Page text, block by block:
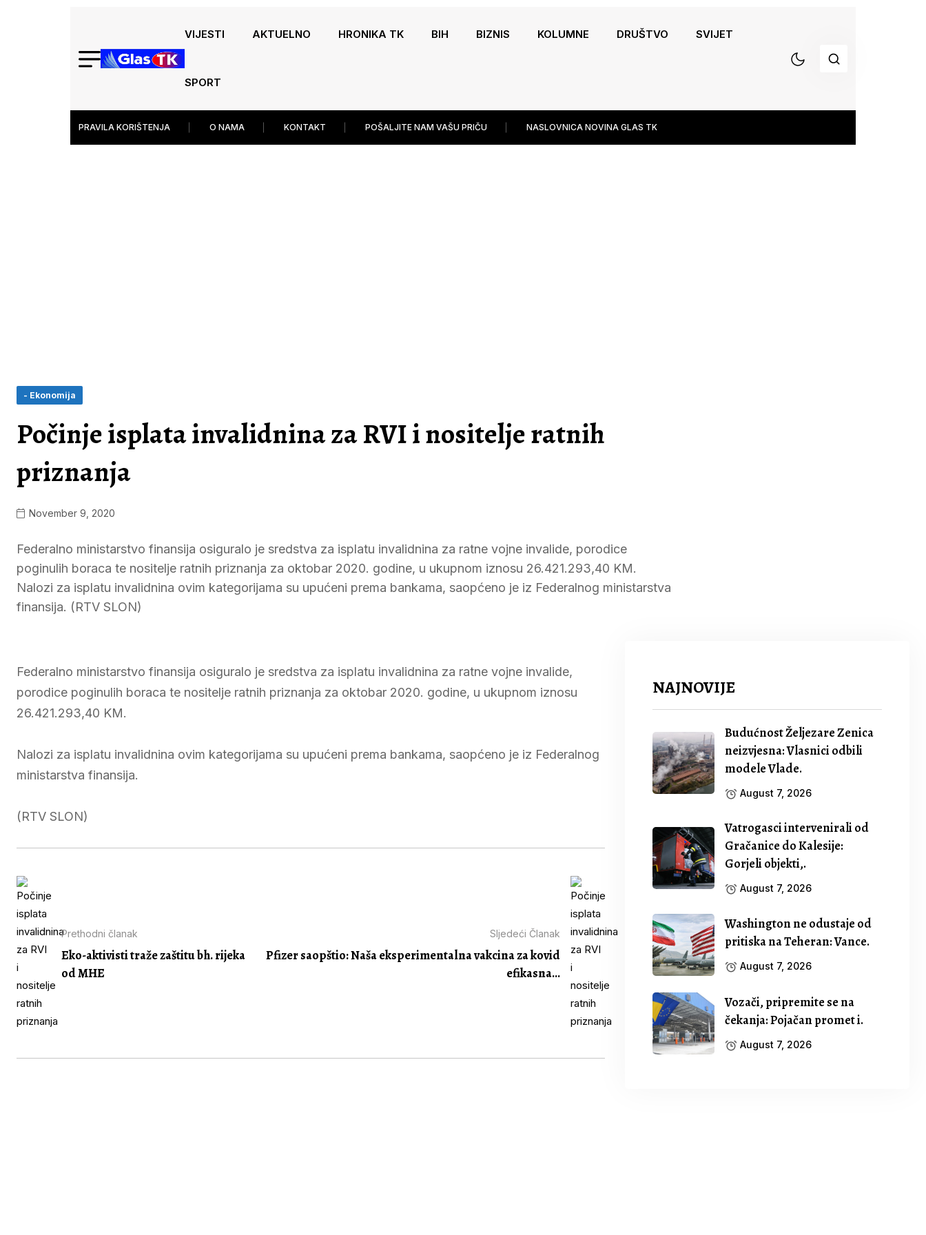
VIJESTI AKTUELNO HRONIKA TK BIH BIZNIS KOLUMNE DRUŠTVO SVIJET
SPORT
PRAVILA KORIŠTENJA O NAMA KONTAKT POŠALJITE NAM VAŠU PRIČU NASLOVNICA NOVINA GLAS TK
- Ekonomija
Počinje isplata invalidnina za RVI i nositelje ratnih
priznanja
November 9, 2020
Federalno ministarstvo finansija osiguralo je sredstva za isplatu invalidnina za ratne vojne invalide, porodice
poginulih boraca te nositelje ratnih priznanja za oktobar 2020. godine, u ukupnom iznosu 26.421.293,40 KM.
Nalozi za isplatu invalidnina ovim kategorijama su upućeni prema bankama, saopćeno je iz Federalnog ministarstva
finansija. (RTV SLON)
Federalno ministarstvo finansija osiguralo je sredstva za isplatu invalidnina za ratne vojne invalide,
porodice poginulih boraca te nositelje ratnih priznanja za oktobar 2020. godine, u ukupnom iznosu
26.421.293,40 KM.
Nalozi za isplatu invalidnina ovim kategorijama su upućeni prema bankama, saopćeno je iz Federalnog
ministarstva finansija.
(RTV SLON)
Prethodni članak
Eko-aktivisti traže zaštitu bh. rijeka
od MHE
Sljedeći Članak
Pfizer saopštio: Naša eksperimentalna vakcina za kovid
efikasna...
NAJNOVIJE
Budućnost Željezare Zenica
neizvjesna: Vlasnici odbili
modele Vlade.
August 7, 2026
Vatrogasci intervenirali od
Gračanice do Kalesije:
Gorjeli objekti,.
August 7, 2026
Washington ne odustaje od
pritiska na Teheran: Vance.
August 7, 2026
Vozači, pripremite se na
čekanja: Pojačan promet i.
August 7, 2026